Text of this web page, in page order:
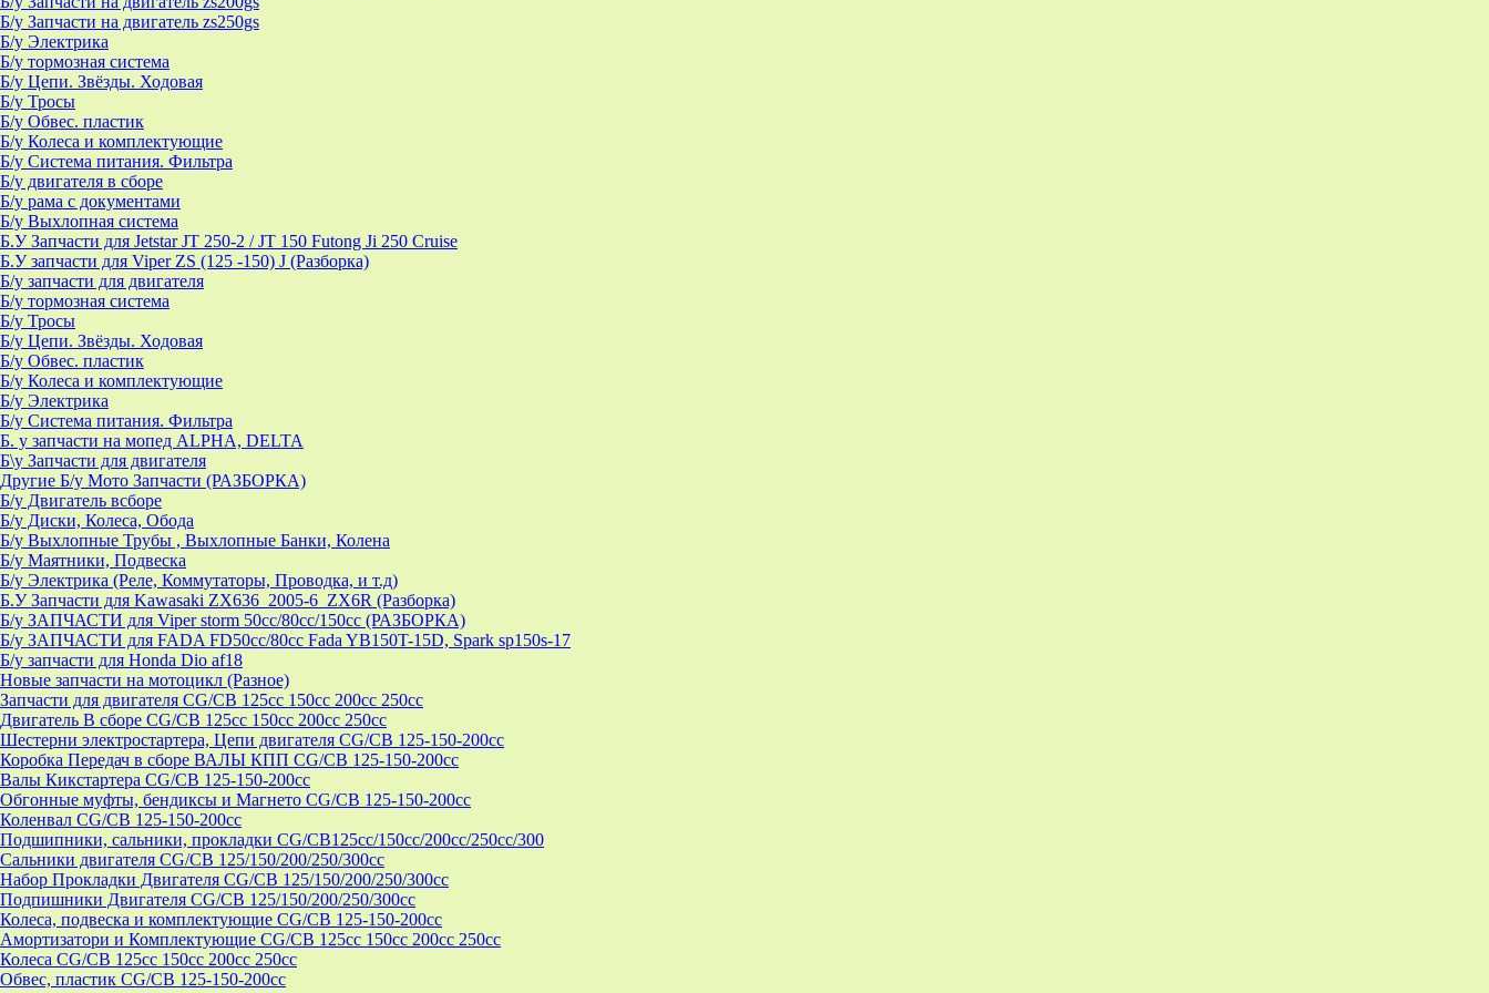
Б/у Запчасти на двигатель zs250gs
Б/у Электрика
Б/у тормозная система
Б/у Цепи. Звёзды. Ходовая
Б/у Тросы
Б/у Обвес. пластик
Б/у Колеса и комплектующие
Б/у Система питания. Фильтра
Б/у двигателя в сборе
Б/у рама с документами
Б/у Выхлопная система
Б.У Запчасти для Jetstar JT 250-2 / JT 150 Futong Ji 250 Cruise
Б.У запчасти для Viper ZS (125 -150) J (Разборка)
Б/у запчасти для двигателя
Б/у тормозная система
Б/у Тросы
Б/у Цепи. Звёзды. Ходовая
Б/у Обвес. пластик
Б/у Колеса и комплектующие
Б/у Электрика
Б/у Система питания. Фильтра
Б. у запчасти на мопед ALPHA, DELTA
Б\у Запчасти для двигателя
Другие Б/у Мото Запчасти (РАЗБОРКА)
Б/у Двигатель всборе
Б/у Диски, Колеса, Обода
Б/у Выхлопные Трубы , Выхлопные Банки, Колена
Б/у Маятники, Подвеска
Б/у Электрика (Реле, Коммутаторы, Проводка, и т.д)
Б.У Запчасти для Kawasaki ZX636_2005-6_ZX6R (Разборка)
Б/у ЗАПЧАСТИ для Viper storm 50cc/80cc/150cc (РАЗБОРКА)
Б/у ЗАПЧАСТИ для FADA FD50cc/80cc Fada YB150T-15D, Spark sp150s-17
Б/у запчасти для Honda Dio af18
Новые запчасти на мотоцикл (Разное)
Запчасти для двигателя CG/CB 125cc 150cc 200cc 250cc
Двигатель В сборе CG/CB 125cc 150cc 200cc 250cc
Шестерни электростартера, Цепи двигателя CG/CB 125-150-200cc
Коробка Передач в сборе ВАЛЫ КПП CG/CB 125-150-200cc
Валы Кикстартера CG/CB 125-150-200cc
Обгонные муфты, бендиксы и Магнето CG/CB 125-150-200cc
Коленвал CG/CB 125-150-200cc
Подшипники, сальники, прокладки CG/CB125сс/150cc/200cc/250cc/300
Сальники двигателя CG/CB 125/150/200/250/300cc
Набор Прокладки Двигателя CG/CB 125/150/200/250/300cc
Подпишники Двигателя CG/CB 125/150/200/250/300cc
Колеса, подвеска и комплектующие CG/CB 125-150-200cc
Амортизатори и Комплектующие CG/CB 125cc 150cc 200cc 250cc
Колеса CG/CB 125cc 150cc 200cc 250cc
Обвес, пластик CG/CB 125-150-200cc